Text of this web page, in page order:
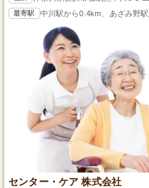
最寄駅 中川駅から0.4km、あざみ野
センター・ケア 株式会社